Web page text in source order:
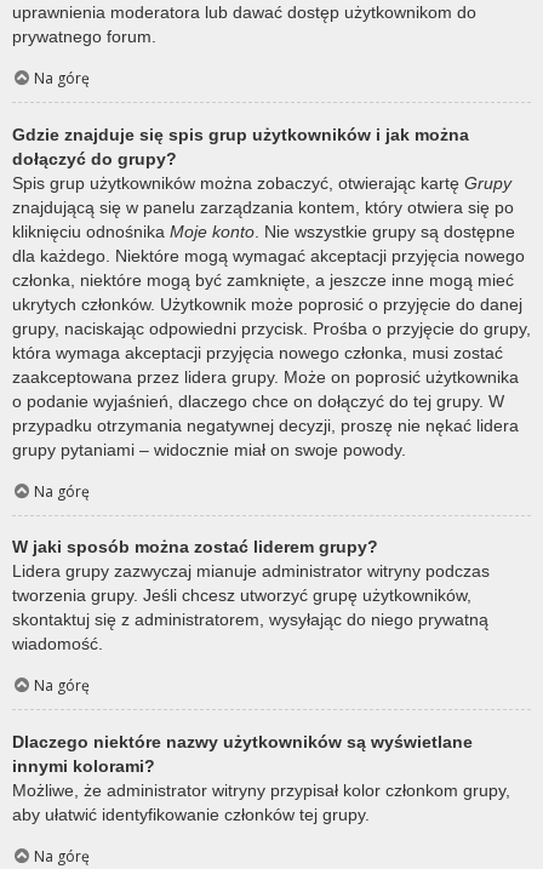
uprawnienia moderatora lub dawać dostęp użytkownikom do
prywatnego forum.
Na górę
Gdzie znajduje się spis grup użytkowników i jak można
dołączyć do grupy?
Spis grup użytkowników można zobaczyć, otwierając kartę Grupy
znajdującą się w panelu zarządzania kontem, który otwiera się po
kliknięciu odnośnika Moje konto . Nie wszystkie grupy są dostępne
dla każdego. Niektóre mogą wymagać akceptacji przyjęcia nowego
członka, niektóre mogą być zamknięte, a jeszcze inne mogą mieć
ukrytych członków. Użytkownik może poprosić o przyjęcie do danej
grupy, naciskając odpowiedni przycisk. Prośba o przyjęcie do grupy,
która wymaga akceptacji przyjęcia nowego członka, musi zostać
zaakceptowana przez lidera grupy. Może on poprosić użytkownika
o podanie wyjaśnień, dlaczego chce on dołączyć do tej grupy. W
przypadku otrzymania negatywnej decyzji, proszę nie nękać lidera
grupy pytaniami – widocznie miał on swoje powody.
Na górę
W jaki sposób można zostać liderem grupy?
Lidera grupy zazwyczaj mianuje administrator witryny podczas
tworzenia grupy. Jeśli chcesz utworzyć grupę użytkowników,
skontaktuj się z administratorem, wysyłając do niego prywatną
wiadomość.
Na górę
Dlaczego niektóre nazwy użytkowników są wyświetlane
innymi kolorami?
Możliwe, że administrator witryny przypisał kolor członkom grupy,
aby ułatwić identyfikowanie członków tej grupy.
Na górę